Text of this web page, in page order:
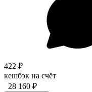
422 ₽
кешбэк на счёт
28 160 ₽